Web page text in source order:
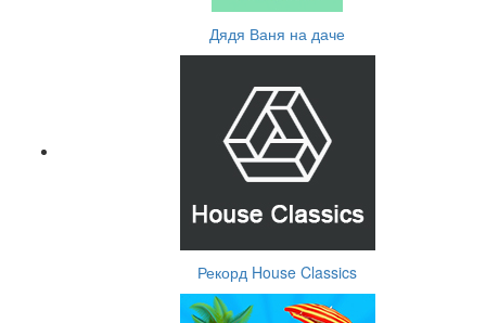
Дядя Ваня на даче
Рекорд House Classics